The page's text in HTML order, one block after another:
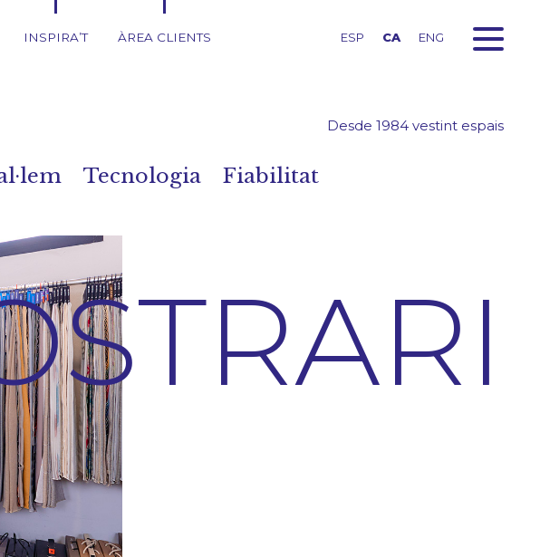
ESP CA ENG
Desde 1984 vestint espais
INSPIRA’T ÀREA CLIENTS
Tecnologia Fiabilitat